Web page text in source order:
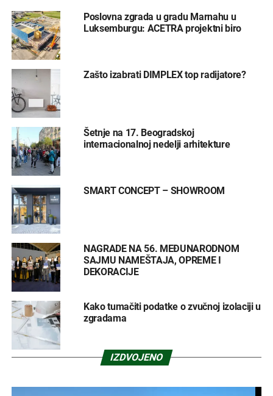
Poslovna zgrada u gradu Marnahu u
Luksemburgu: ACETRA projektni biro
Zašto izabrati DIMPLEX top radijatore?
Šetnje na 17. Beogradskoj
internacionalnoj nedelji arhitekture
SMART CONCEPT – SHOWROOM
NAGRADE NA 56. MEĐUNARODNOM
SAJMU NAMEŠTAJA, OPREME I
DEKORACIJE
Kako tumačiti podatke o zvučnoj izolaciji u
zgradama
IZDVOJENO